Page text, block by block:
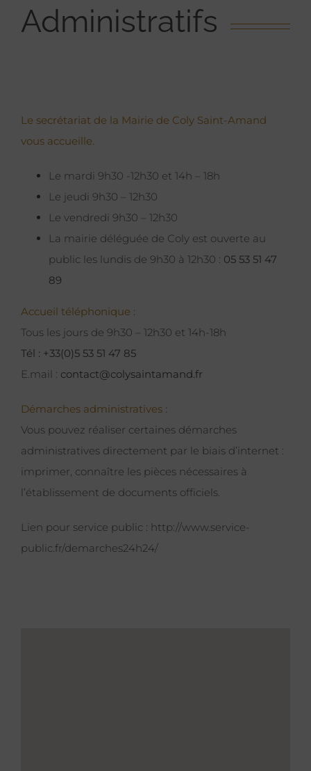
Administratifs
Le secrétariat de la Mairie de Coly Saint-Amand
vous accueille.
Le mardi 9h30 -12h30 et 14h – 18h
Le jeudi 9h30 – 12h30
Le vendredi 9h30 – 12h30
La mairie déléguée de Coly est ouverte au
public les lundis de 9h30 à 12h30 : 05 53 51 47
89
Accueil téléphonique :
Tous les jours de 9h30 – 12h30 et 14h-18h
Tél : +33(0)5 53 51 47 85
E.mail : contact@colysaintamand.fr
Démarches administratives :
Vous pouvez réaliser certaines démarches
administratives directement par le biais d’internet :
imprimer, connaître les pièces nécessaires à
l’établissement de documents officiels.
Lien pour service public : http://www.service-
public.fr/demarches24h24/